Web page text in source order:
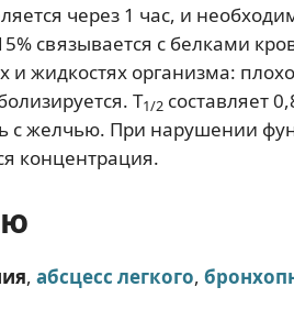
через 1 час, и
связывается с белками
и жидкостях организма:
Т1/2 составляет
с желчью. При нарушении
концентрация.
, абсцесс легкого,